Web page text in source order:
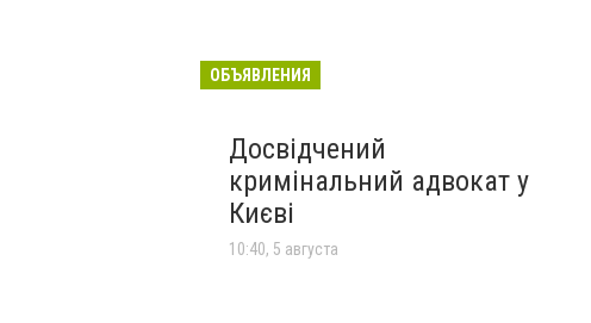
ОБЪЯВЛЕНИЯ
Досвідчений
кримінальний адвокат у
Києві
10:40, 5 августа